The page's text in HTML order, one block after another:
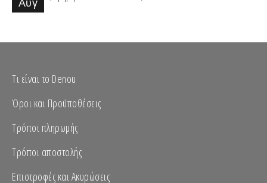
Αυγ
Τι είναι το Denou
Όροι και Προϋποθέσεις
Τρόποι πληρωμής
Τρόποι αποστολής
Επιστροφές και Ακυρώσεις